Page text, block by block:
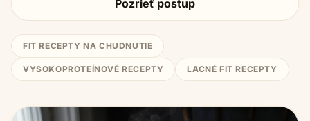
Pozrieť postup
FIT RECEPTY NA CHUDNUTIE
VYSOKOPROTEÍNOVÉ RECEPTY LACNÉ FIT RECEPTY